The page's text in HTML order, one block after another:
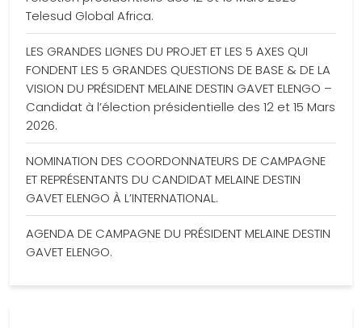
Telesud Global Africa.
LES GRANDES LIGNES DU PROJET ET LES 5 AXES QUI
FONDENT LES 5 GRANDES QUESTIONS DE BASE & DE LA
VISION DU PRÉSIDENT MELAINE DESTIN GAVET ELENGO –
Candidat à l’élection présidentielle des 12 et 15 Mars
2026.
NOMINATION DES COORDONNATEURS DE CAMPAGNE
ET REPRÉSENTANTS DU CANDIDAT MELAINE DESTIN
GAVET ELENGO À L’INTERNATIONAL.
AGENDA DE CAMPAGNE DU PRÉSIDENT MELAINE DESTIN
GAVET ELENGO.